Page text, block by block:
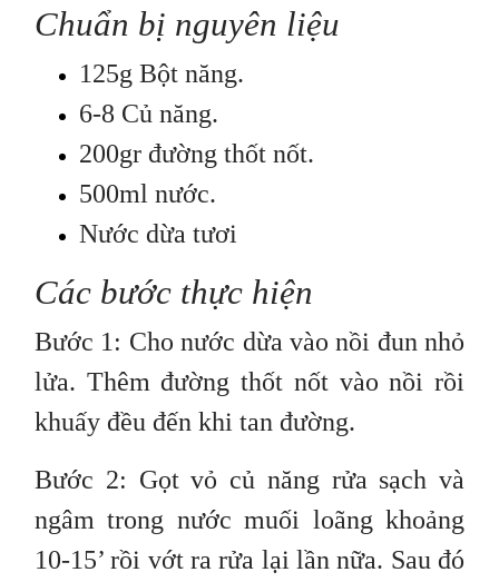
Chuẩn bị nguyên liệu
125g Bột năng.
6-8 Củ năng.
200gr đường thốt nốt.
500ml nước.
Nước dừa tươi
Các bước thực hiện
Bước 1: Cho nước dừa vào nồi đun nhỏ
lửa. Thêm đường thốt nốt vào nồi rồi
khuấy đều đến khi tan đường.
Bước 2: Gọt vỏ củ năng rửa sạch và
ngâm trong nước muối loãng khoảng
10-15’ rồi vớt ra rửa lại lần nữa. Sau đó